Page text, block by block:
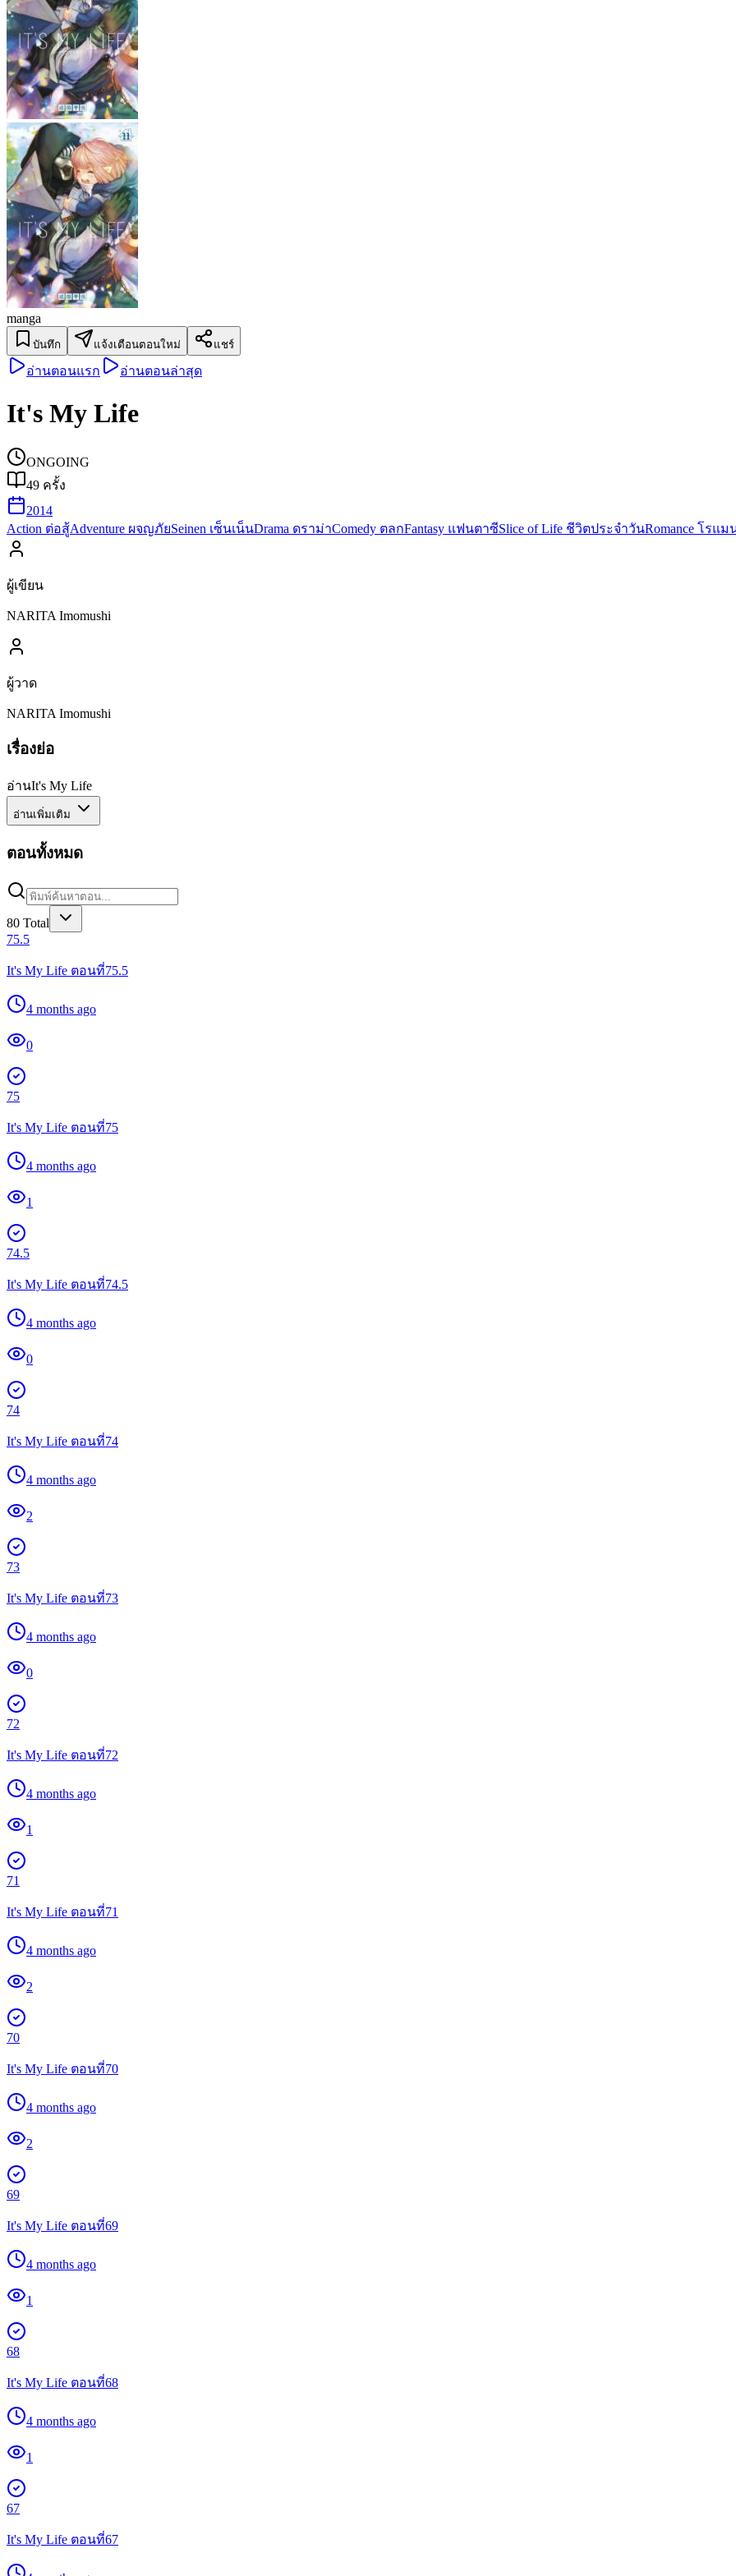
manga
บันทึก แจ้งเตือนตอนใหม่ แชร์
อ่านตอนแรก อ่านตอนล่าสุด
It's My Life
ONGOING
49 ครั้ง
2014
Action ต่อสู้Adventure ผจญภัยSeinen เซ็นเน็นDrama ดราม่าComedy ตลกFantasy แฟนตาซีSlice of Life ชีวิตประจำวันRomance โรแม
ผู้เขียน
NARITA Imomushi
ผู้วาด
NARITA Imomushi
เรื่องย่อ
อ่านIt's My Life
อ่านเพิ่มเติม
ตอนทั้งหมด
80 Total
75.5
It's My Life ตอนที่75.5
4 months ago
0
75
It's My Life ตอนที่75
4 months ago
1
74.5
It's My Life ตอนที่74.5
4 months ago
0
74
It's My Life ตอนที่74
4 months ago
2
73
It's My Life ตอนที่73
4 months ago
0
72
It's My Life ตอนที่72
4 months ago
1
71
It's My Life ตอนที่71
4 months ago
2
70
It's My Life ตอนที่70
4 months ago
2
69
It's My Life ตอนที่69
4 months ago
1
68
It's My Life ตอนที่68
4 months ago
1
67
It's My Life ตอนที่67